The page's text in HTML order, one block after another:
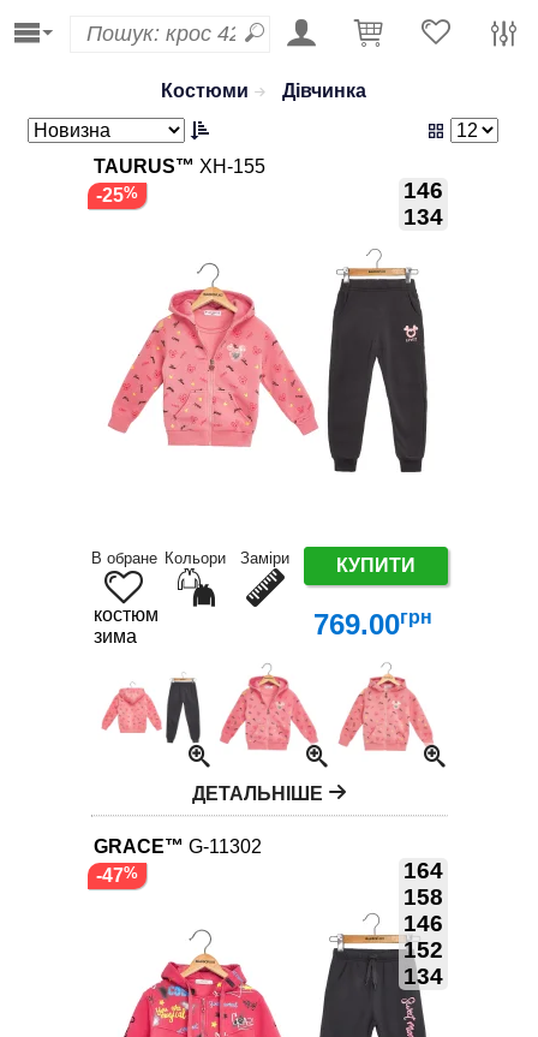
Костюми Дівчинка
TAURUS™ XH-155
146
134
В обране Кольори Заміри КУПИТИ
костюм
зима
769.00грн
-25
ДЕТАЛЬНІШЕ
GRACE™ G-11302
164
158
146
152
134
-47